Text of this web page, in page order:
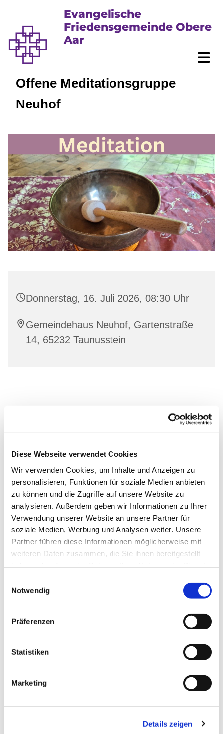
Diese Webseite verwendet Cookies
Wir verwenden Cookies, um Inhalte und Anzeigen zu
personalisieren, Funktionen für soziale Medien anbieten
zu können und die Zugriffe auf unsere Website zu
analysieren. Außerdem geben wir Informationen zu Ihrer
Verwendung unserer Website an unsere Partner für
soziale Medien, Werbung und Analysen weiter. Unsere
Partner führen diese Informationen möglicherweise mit
weiteren Daten zusammen, die Sie ihnen bereitgestellt
Notwendig
Präferenzen
Statistiken
Marketing
Details zeigen
Evangelische
Friedensgemeinde Obere
Aar
Offene Meditationsgruppe
Neuhof
Donnerstag, 16. Juli 2026, 08:30 Uhr
Gemeindehaus Neuhof, Gartenstraße
14, 65232 Taunusstein
Dies könnte Sie auch